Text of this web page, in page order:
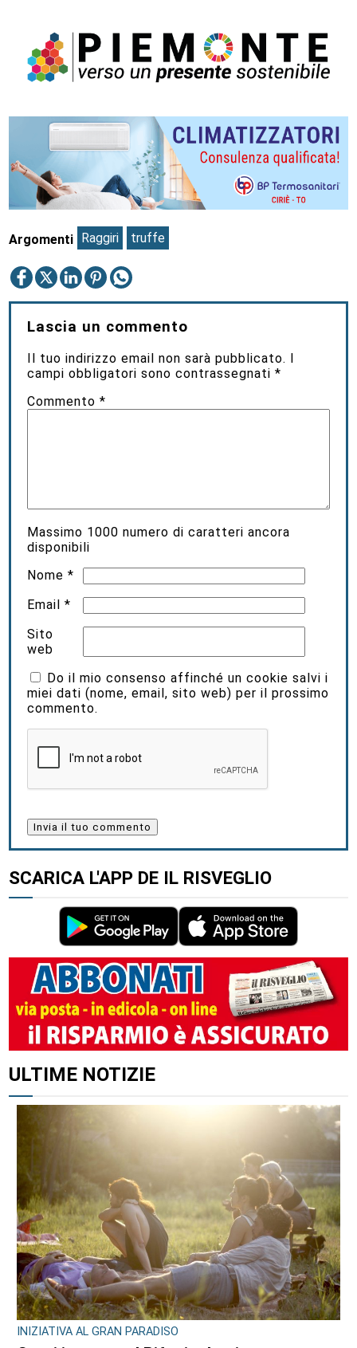
Argomenti Raggiri truffe
Lascia un commento
Il tuo indirizzo email non sarà pubblicato. I
campi obbligatori sono contrassegnati*
Commento*
Massimo 1000 numero di caratteri ancora
disponibili
Nome*
Email*
Sito
web
Do il mio consenso affinché un cookie salvi i
miei dati (nome, email, sito web) per il prossimo
commento.
SCARICA L'APP DE IL RISVEGLIO
ALTRI ARTICOLI DI QUESTO AUTORE
OPERAZIONE ANTI-DROGA A TORINO E PROVINCIA